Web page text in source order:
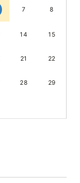
7 8
14 15
21 22
28 29